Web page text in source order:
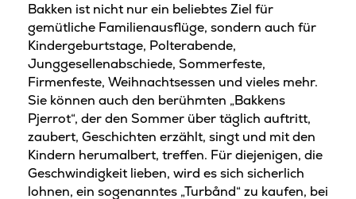
Bakken ist nicht nur ein beliebtes Ziel für
gemütliche Familienausflüge, sondern auch für
Kindergeburtstage, Polterabende,
Junggesellenabschiede, Sommerfeste,
Firmenfeste, Weihnachtsessen und vieles mehr.
Sie können auch den berühmten „Bakkens
Pjerrot“, der den Sommer über täglich auftritt,
zaubert, Geschichten erzählt, singt und mit den
Kindern herumalbert, treffen. Für diejenigen, die
Geschwindigkeit lieben, wird es sich sicherlich
lohnen, ein sogenanntes „Turbånd“ zu kaufen, bei